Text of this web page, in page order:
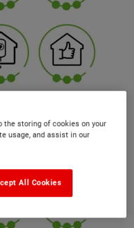
the storing of cookies on your
usage, and assist in our
All Cookies